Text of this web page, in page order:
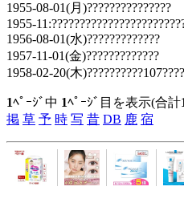
1955-08-01(月)???????????????
1955-
1956-08-01(水)?????????????
1957-11-01(金)?????????????
1958-02-20(木
1ﾍﾟｰｼﾞ中 1ﾍﾟｰｼﾞ目を表示(合計
掲 草 予 時 写 昔 DB 鹿 宿